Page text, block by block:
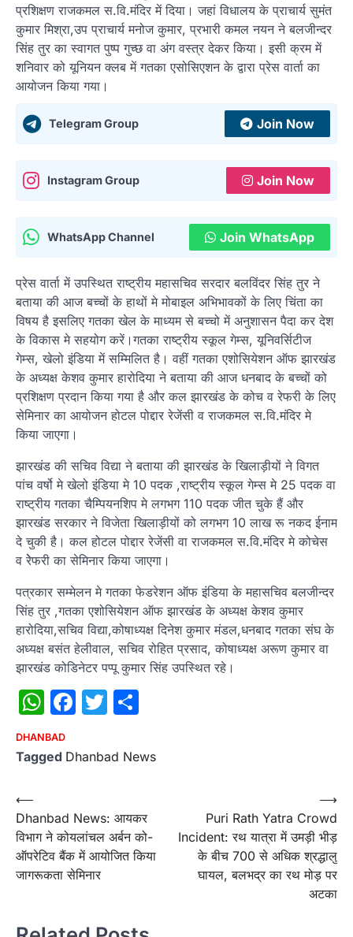
प्रशिक्षण राजकमल स.वि.मंदिर में दिया। जहां विधालय के प्राचार्य सुमंत
कुमार मिश्रा,उप प्राचार्य मनोज कुमार, प्रभारी कमल नयन ने बलजीन्दर
सिंह तुर का स्वागत पुष्प गुच्छ वा अंग वस्त्र देकर किया। इसी क्रम में
शनिवार को यूनियन क्लब में गतका एसोसिएशन के द्वारा प्रेस वार्ता का
आयोजन किया गया।
Telegram Group Join Now
Instagram Group Join Now
WhatsApp Channel Join WhatsApp
प्रेस वार्ता में उपस्थित राष्ट्रीय महासचिव सरदार बलविंदर सिंह तुर ने
बताया की आज बच्चों के हाथों मे मोबाइल अभिभावकों के लिए चिंता का
विषय है इसलिए गतका खेल के माध्यम से बच्चो में अनुशासन पैदा कर देश
के विकास मे सहयोग करें।गतका राष्ट्रीय स्कूल गेम्स, यूनिवर्सिटीज
गेम्स, खेलो इंडिया में सम्मिलित है। वहीं गतका एशोसियेशन ऑफ झारखंड
के अध्यक्ष केशव कुमार हारोदिया ने बताया की आज धनबाद के बच्चों को
प्रशिक्षण प्रदान किया गया है और कल झारखंड के कोच व रेफरी के लिए
सेमिनार का आयोजन होटल पोद्दार रेजेंसी व राजकमल स.वि.मंदिर मे
किया जाएगा।
झारखंड की सचिव विद्या ने बताया की झारखंड के खिलाड़ीयों ने विगत
पांच वर्षो मे खेलो इंडिया मे 10 पदक ,राष्ट्रीय स्कूल गेम्स मे 25 पदक वा
राष्ट्रीय गतका चैम्पियनशिप मे लगभग 110 पदक जीत चुके हैं और
झारखंड सरकार ने विजेता खिलाड़ीयों को लगभग 10 लाख रू नकद ईनाम
दे चुकी है। कल होटल पोद्दार रेजेंसी वा राजकमल स.वि.मंदिर मे कोचेस
व रेेफरी का सेमिनार किया जाएगा।
पत्रकार सम्मेलन मे गतका फेडरेशन ऑफ इंडिया के महासचिव बलजीन्दर
सिंह तुर ,गतका एशोसियेशन ऑफ झारखंड के अध्यक्ष केशव कुमार
हारोदिया,सचिव विद्या,कोषाध्यक्ष दिनेश कुमार मंडल,धनबाद गतका संघ के
अध्यक्ष बसंत हेलीवाल, सचिव रोहित प्रसाद, कोषाध्यक्ष अरूण कुमार वा
झारखंड कोडिनेटर पप्पू कुमार सिंह उपस्थित रहे।
WhatsApp
Facebook
Twitter
DHANBAD
Tagged Dhanbad News
Post
navigation
⟵
Dhanbad News: आयकर
विभाग ने कोयलांचल अर्बन को-
ऑपरेटिव बैंक में आयोजित किया
जागरूकता सेमिनार
Puri Rath Yatra Crowd
Incident: रथ यात्रा में उमड़ी भीड़
के बीच 700 से अधिक श्रद्धालु
घायल, बलभद्र का रथ मोड़ पर
अटका
⟶